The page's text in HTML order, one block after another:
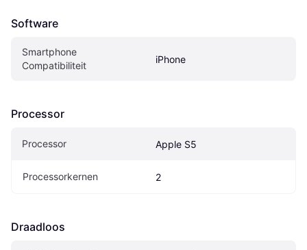
Software
Smartphone
Compatibiliteit
iPhone
Processor
Processor Apple S5
Processorkernen 2
Draadloos